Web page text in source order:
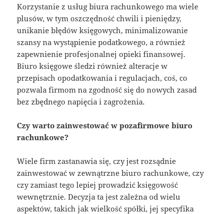
Korzystanie z usług biura rachunkowego ma wiele
plusów, w tym oszczędność chwili i pieniędzy,
unikanie błędów księgowych, minimalizowanie
szansy na wystąpienie podatkowego, a również
zapewnienie profesjonalnej opieki finansowej.
Biuro księgowe śledzi również alteracje w
przepisach opodatkowania i regulacjach, coś, co
pozwala firmom na zgodność się do nowych zasad
bez zbędnego napięcia i zagrożenia.
Czy warto zainwestować w pozafirmowe biuro
rachunkowe?
Wiele firm zastanawia się, czy jest rozsądnie
zainwestować w zewnątrzne biuro rachunkowe, czy
czy zamiast tego lepiej prowadzić księgowość
wewnętrznie. Decyzja ta jest zależna od wielu
aspektów, takich jak wielkość spółki, jej specyfika